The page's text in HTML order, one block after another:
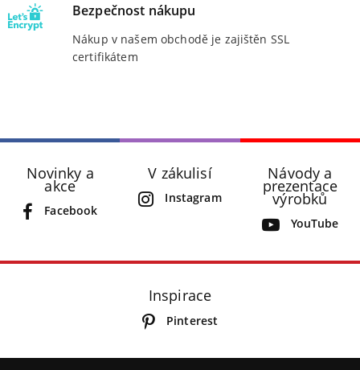
Bezpečnost nákupu
Nákup v našem obchodě je zajištěn SSL
certifikátem
Novinky a
akce
Facebook
V zákulisí
Instagram
Návody a
prezentace
výrobků
YouTube
Inspirace
Pinterest